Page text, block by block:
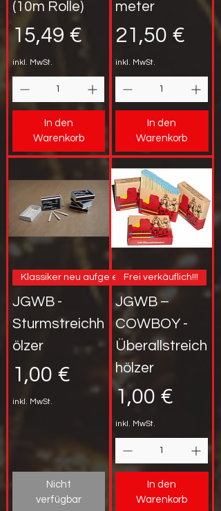
(10m Rolle)
Preis
15,49 €
inkl. MwSt.
In den
Warenkorb
meter
Preis
21,50 €
inkl. MwSt.
In den
Warenkorb
Klassiker neu aufgelegt
JGWB -
Sturmstreichh
ölzer
Preis
1,00 €
inkl. MwSt.
Nicht
verfügbar
Frei verkäuflich!!!
JGWB –
COWBOY -
Überallstreich
hölzer
Preis
1,00 €
inkl. MwSt.
In den
Warenkorb